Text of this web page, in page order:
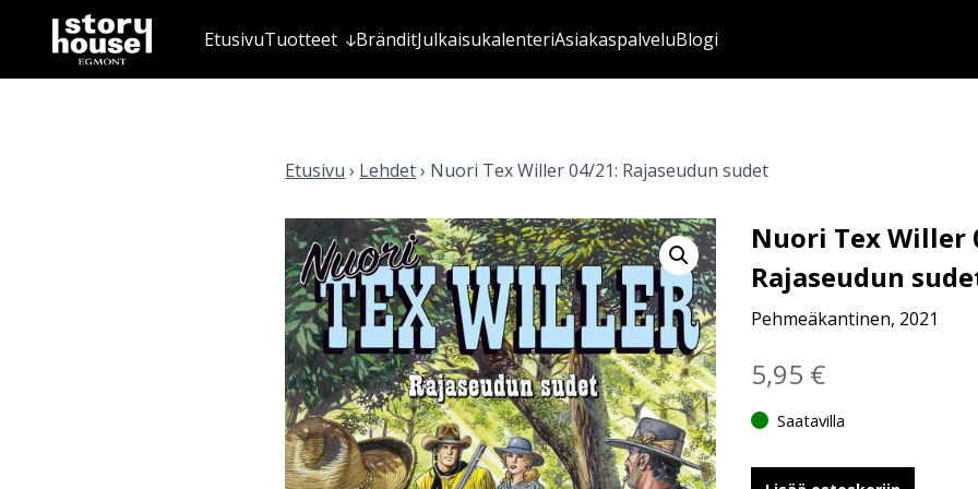
EtusivuTuotteet BränditJulkaisukalenteriAsiakaspalveluBlogi
Etusivu › Lehdet› Nuori Tex Willer 04/21: Rajaseudun sudet
Nuori Tex Willer
Rajaseudun
Pehmeäkantinen, 2021
5,95 €
Saatavilla